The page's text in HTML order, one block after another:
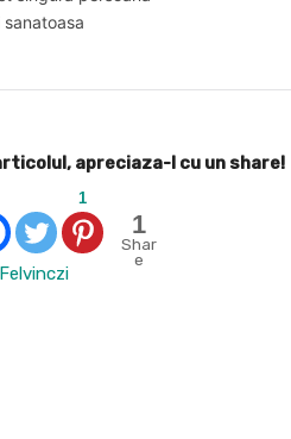
apreciaza-l cu un share!
1
1
Shar
e